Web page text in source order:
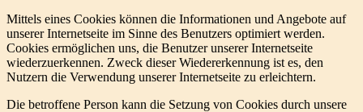
Mittels eines Cookies können die Informationen und Angebote auf
unserer Internetseite im Sinne des Benutzers optimiert werden.
Cookies ermöglichen uns, die Benutzer unserer Internetseite
wiederzuerkennen. Zweck dieser Wiedererkennung ist es, den
Nutzern die Verwendung unserer Internetseite zu erleichtern.
Die betroffene Person kann die Setzung von Cookies durch unsere